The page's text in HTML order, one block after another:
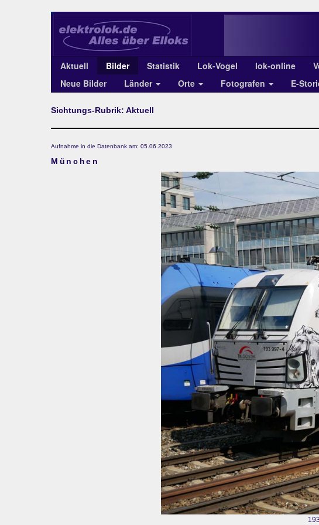
Aktuell Bilder Statistik Lok-Vogel lok-online
Neue Bilder
Länder Orte Fotografen E-
Sichtungs-Rubrik: Aktuell
Aufnahme in die Datenbank am: 05.06.2023
München